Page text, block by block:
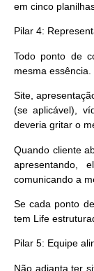
em cinco
Pilar 4:
Todo ponto de
mesma essência.
Site,
(se aplicável),
deveria gritar o
Quando cliente
apresentando,
comunicando a
Se cada ponto
tem Life
Pilar 5: Equipe
Não adianta ter